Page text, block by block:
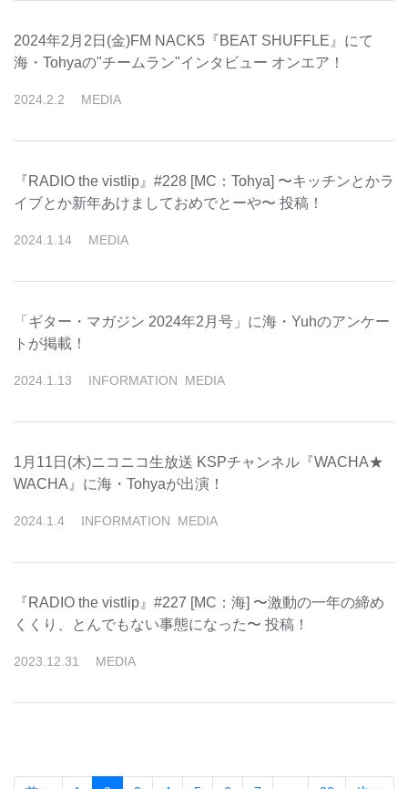
2024年2月2日(金)FM NACK5『BEAT SHUFFLE』にて
海・Tohyaの"チームラン"インタビュー オンエア！
2024 2 2 MEDIA
『RADIO the vistlip』#228 [MC：Tohya] 〜キッチンとかラ
イブとか新年あけましておめでとーや〜 投稿！
2024 1 14 MEDIA
「ギター・マガジン 2024年2月号」に海・Yuhのアンケー
トが掲載！
2024 1 13 INFORMATION MEDIA
1月11日(木)ニコニコ生放送 KSPチャンネル『WACHA★
WACHA』に海・Tohyaが出演！
2024 1 4 INFORMATION MEDIA
『RADIO the vistlip』#227 [MC：海] 〜激動の一年の締め
くくり、とんでもない事態になった〜 投稿！
2023 12 31 MEDIA